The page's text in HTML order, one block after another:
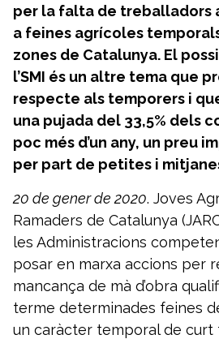
per la falta de treballadors
a feines agrícoles
zones de Catalunya. El
l’SMI és un altre tema que
respecte als temporers i
una pujada del 33,5% dels
poc més d’un any, un preu
per part de petites i
20 de gener de 2020. Joves
Ramaders de Catalunya
les Administracions
posar en marxa accions per
mancança de mà d’obra
terme determinades feines
un caràcter temporal de curt